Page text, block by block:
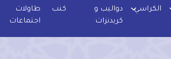
الكراسي
دواليب و
كريدنزات
كنب
طاولات
اجتماعات